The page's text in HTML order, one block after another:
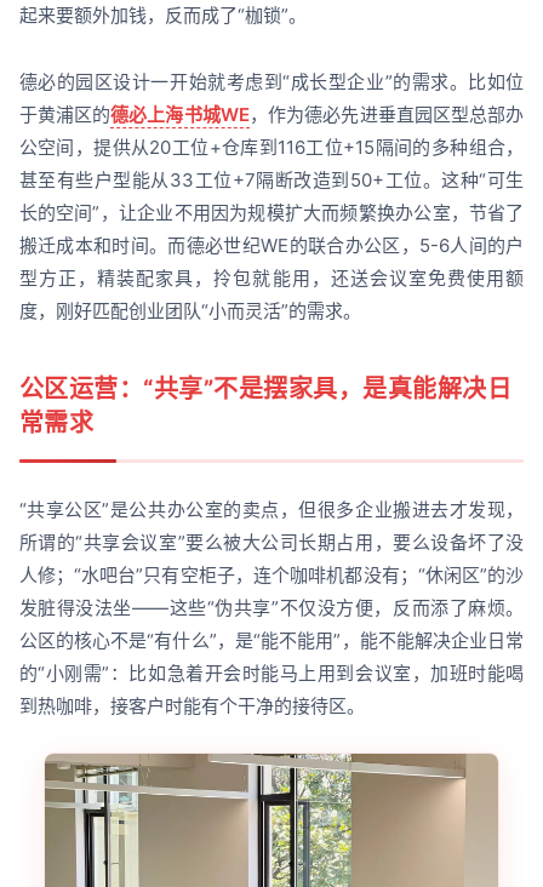
起来要额外加钱，反而成了“枷锁”。
德必的园区设计一开始就考虑到“成长型企业”的需求。比如位
于黄浦区的德必上海书城WE，作为德必先进垂直园区型总部办
公空间，提供从20工位+仓库到116工位+15隔间的多种组合，
甚至有些户型能从33工位+7隔断改造到50+工位。这种“可生
长的空间”，让企业不用因为规模扩大而频繁换办公室，节省了
搬迁成本和时间。而德必世纪WE的联合办公区，5-6人间的户
型方正，精装配家具，拎包就能用，还送会议室免费使用额
度，刚好匹配创业团队“小而灵活”的需求。
公区运营：“共享”不是摆家具，是真能解决日
常需求
“共享公区”是公共办公室的卖点，但很多企业搬进去才发现，
所谓的“共享会议室”要么被大公司长期占用，要么设备坏了没
人修；“水吧台”只有空柜子，连个咖啡机都没有；“休闲区”的沙
发脏得没法坐——这些“伪共享”不仅没方便，反而添了麻烦。
公区的核心不是“有什么”，是“能不能用”，能不能解决企业日常
的“小刚需”：比如急着开会时能马上用到会议室，加班时能喝
到热咖啡，接客户时能有个干净的接待区。